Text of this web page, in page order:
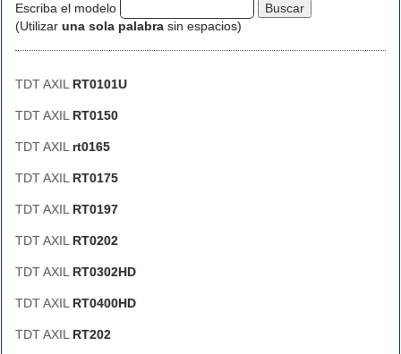
Escriba el modelo
(Utilizar una sola palabra sin espacios)
TDT AXIL RT0101U
TDT AXIL RT0150
TDT AXIL rt0165
TDT AXIL RT0175
TDT AXIL RT0197
TDT AXIL RT0202
TDT AXIL RT0302HD
TDT AXIL RT0400HD
TDT AXIL RT202